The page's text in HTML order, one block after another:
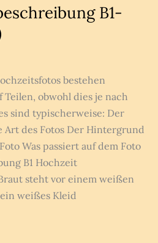
B1-
bestehen
obwohl dies je nach
sind typischerweise: Der
Art des Fotos Der Hintergrund
Was passiert auf dem Foto
B1 Hochzeit
steht vor einem weißen
weißes Kleid